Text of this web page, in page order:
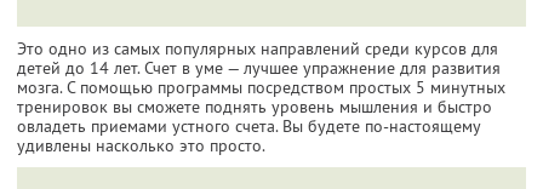
Это одно из самых популярных направлений среди курсов для
детей до 14 лет. Счет в уме — лучшее упражнение для развития
мозга. С помощью программы посредством простых 5 минутных
тренировок вы сможете поднять уровень мышления и быстро
овладеть приемами устного счета. Вы будете по-настоящему
удивлены насколько это просто.